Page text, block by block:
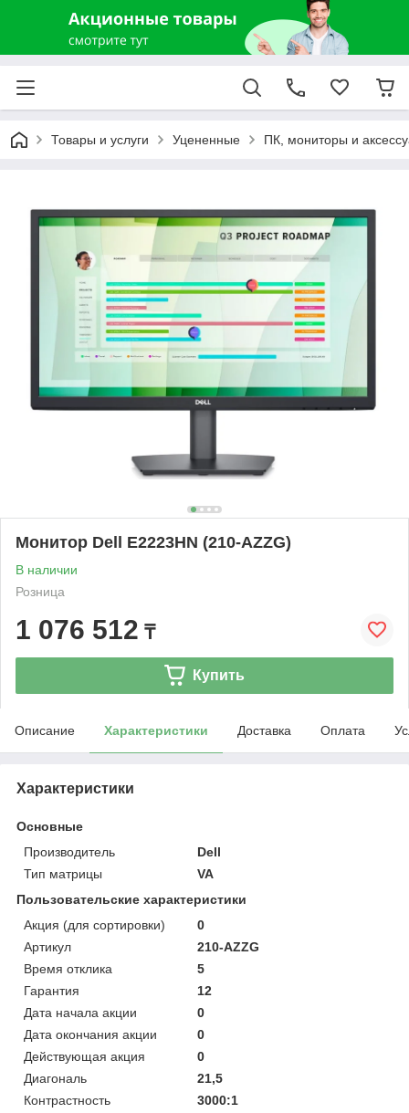
Товары и услуги Уцененные ПК, мониторы и
Монитор Dell E2223HN (210-AZZG)
В наличии
Розница
1 076 512 ₸
Купить
Описание Характеристики Доставка Оплата
Характеристики
Основные
Производитель
Dell
Тип матрицы
VA
Пользовательские характеристики
Акция (для сортировки)
0
Артикул
210-AZZG
Время отклика
5
Гарантия
12
Дата начала акции
0
Дата окончания акции
0
Действующая акция
0
Диагональ
21,5
Контрастность
3000:1